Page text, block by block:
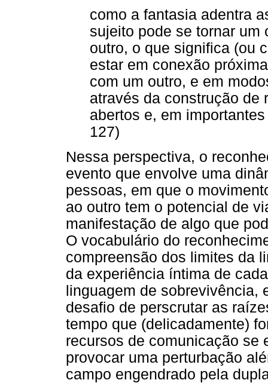
como a fantasia adentra
sujeito pode se tornar um
outro, o que significa (ou
estar em conexão
com um outro, e em
através da construção de
abertos e, em
127)
Nessa perspectiva, o
evento que envolve uma
pessoas, em que o
ao outro tem o potencial de
manifestação de algo que
O vocabulário do
compreensão dos limites da
da experiência íntima de
linguagem de sobrevivência,
desafio de perscrutar as
tempo que (delicadamente)
recursos de comunicação se
provocar uma perturbação
campo engendrado pela